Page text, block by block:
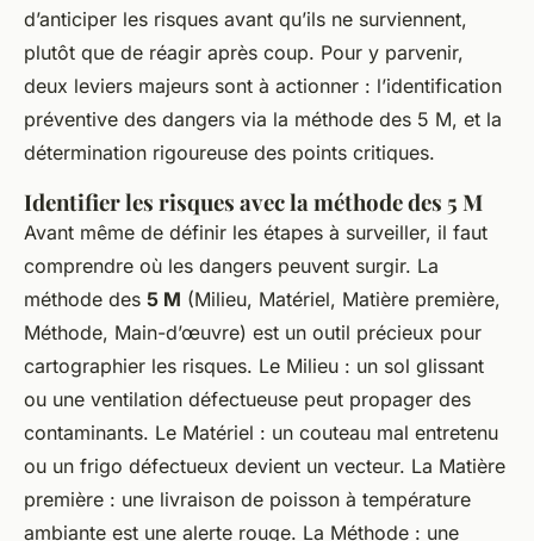
d’anticiper les risques avant qu’ils ne surviennent,
plutôt que de réagir après coup. Pour y parvenir,
deux leviers majeurs sont à actionner : l’identification
préventive des dangers via la méthode des 5 M, et la
détermination rigoureuse des points critiques.
Identifier les risques avec la méthode des 5 M
Avant même de définir les étapes à surveiller, il faut
comprendre où les dangers peuvent surgir. La
méthode des 5 M (Milieu, Matériel, Matière première,
Méthode, Main-d’œuvre) est un outil précieux pour
cartographier les risques. Le Milieu : un sol glissant
ou une ventilation défectueuse peut propager des
contaminants. Le Matériel : un couteau mal entretenu
ou un frigo défectueux devient un vecteur. La Matière
première : une livraison de poisson à température
ambiante est une alerte rouge. La Méthode : une